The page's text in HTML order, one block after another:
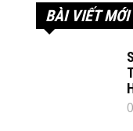
BÀI VIẾT